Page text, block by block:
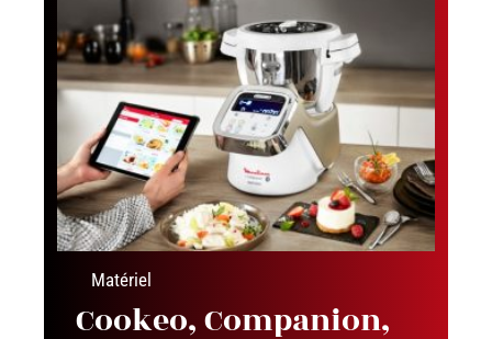
Matériel
Cookeo, Companion,